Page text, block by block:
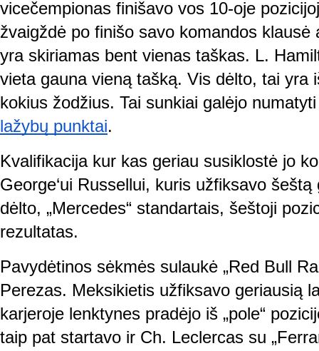
vicečempionas finišavo vos 10-oje
žvaigždė po finišo savo komandos klausė
yra skiriamas bent vienas taškas. L.
vieta gauna vieną tašką. Vis dėlto, tai yra
kokius žodžius. Tai sunkiai galėjo
lažybų punktai.
Kvalifikacija kur kas geriau susiklostė jo
George‘ui Russellui, kuris užfiksavo
dėlto, „Mercedes“ standartais, šeštoji
rezultatas.
Pavydėtinos sėkmės sulaukė „Red Bull
Perezas. Meksikietis užfiksavo geriausią
karjeroje lenktynes pradėjo iš „pole“
taip pat startavo ir Ch. Leclercas su